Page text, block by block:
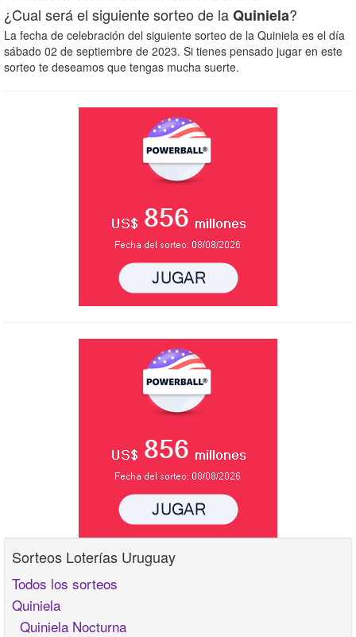
¿Cual será el siguiente sorteo de laQuiniela?
La fecha de celebración del siguiente sorteo de la Quiniela es el día
sábado 02 de septiembre de 2023. Si tienes pensado jugar en este
sorteo te deseamos que tengas mucha suerte.
Sorteos Loterías Uruguay
Todos los sorteos
Quiniela
Quiniela Nocturna